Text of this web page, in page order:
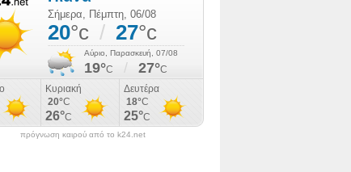
πρόγνωση καιρού από το k24.net